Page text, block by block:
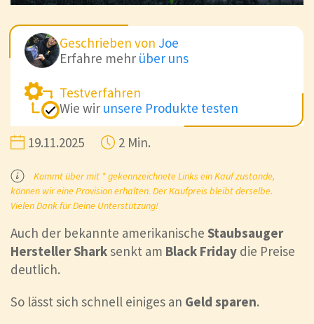
Geschrieben von Joe
Erfahre mehr über uns
Testverfahren
Wie wir unsere Produkte testen
19.11.2025 2 Min.
Kommt über mit * gekennzeichnete Links ein Kauf zustande,
können wir eine Provision erhalten. Der Kaufpreis bleibt derselbe.
Vielen Dank für Deine Unterstützung!
Auch der bekannte amerikanische Staubsauger
Hersteller Sharksenkt am Black Friday die Preise
deutlich.
So lässt sich schnell einiges an Geld sparen.